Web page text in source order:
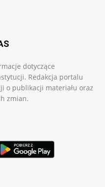
dotyczące
Redakcja portalu
o publikacji materiału oraz
zmian.